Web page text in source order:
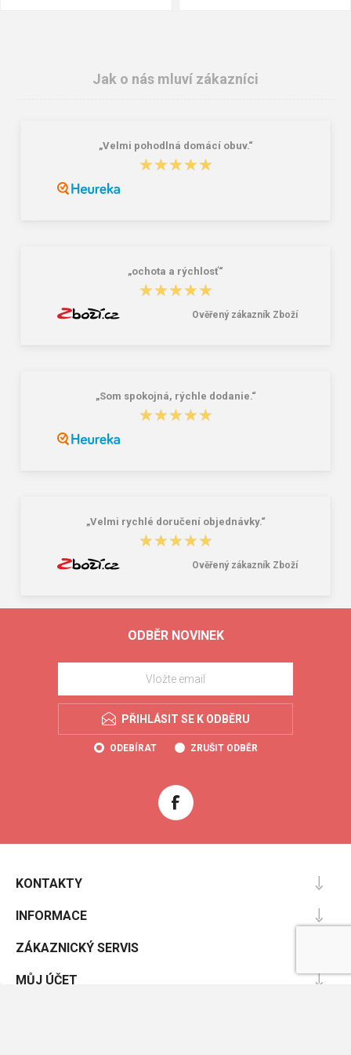
Jak o nás mluví zákazníci
„Velmi pohodlná domácí obuv.“
★★★★★
★★★★★
„ochota a rýchlosť“
★★★★★
★★★★★
Ověřený zákazník Zboží
„Som spokojná, rýchle dodanie.“
★★★★★
★★★★★
„Velmi rychlé doručení objednávky.“
★★★★★
★★★★★
Ověřený zákazník Zboží
ODBĚR NOVINEK
PŘIHLÁSIT SE K ODBĚRU
ODEBÍRAT ZRUŠIT ODBĚR
KONTAKTY
INFORMACE
ZÁKAZNICKÝ SERVIS
MŮJ ÚČET